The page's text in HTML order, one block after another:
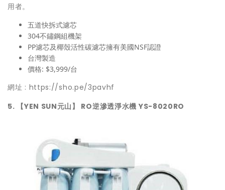
用者。
五道快拆式濾芯
304不鏽鋼組機架
PP濾芯及椰殼活性碳濾芯擁有美國NSF認證
台灣製造
價格: $3,999/台
網址 : https://sho.pe/3pavhf
5. 【YEN SUN元山】 RO逆滲透淨水機 YS-8020RO